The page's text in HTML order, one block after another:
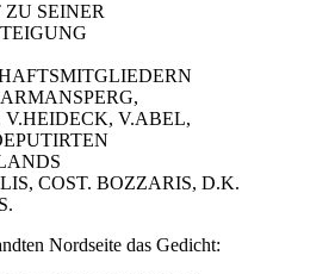
SEINER
V.HEIDECK, V.ABEL,
COST. BOZZARIS, D.K.
Nordseite das Gedicht: